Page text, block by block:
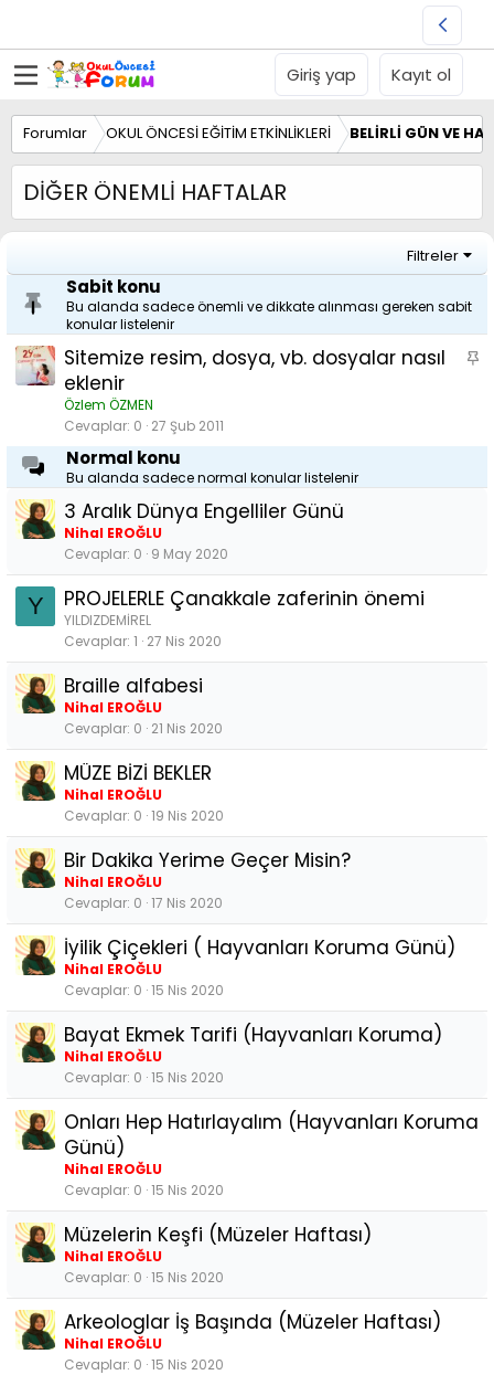
Giriş yap Kayıt ol
Forumlar OKUL ÖNCESİ EĞİTİM ETKİNLİKLERİ BELİRLİ GÜN VE
DİĞER ÖNEMLİ HAFTALAR
Filtreler
Sabit konu
Bu alanda sadece önemli ve dikkate alınması gereken sabit
konular listelenir
S
Sitemize resim, dosya, vb. dosyalar nasıl
eklenir
Özlem ÖZMEN
Cevaplar 0 27 Şub 2011
Normal konu
Bu alanda sadece normal konular listelenir
3 Aralık Dünya Engelliler Günü
Nihal EROĞLU
Cevaplar 0 9 May 2020
Y PROJELERLE Çanakkale zaferinin önemi
YILDIZDEMİREL
Cevaplar 1 27 Nis 2020
Braille alfabesi
Nihal EROĞLU
Cevaplar 0 21 Nis 2020
MÜZE BİZİ BEKLER
Nihal EROĞLU
Cevaplar 0 19 Nis 2020
Bir Dakika Yerime Geçer Misin?
Nihal EROĞLU
Cevaplar 0 17 Nis 2020
İyilik Çiçekleri ( Hayvanları Koruma Günü)
Nihal EROĞLU
Cevaplar 0 15 Nis 2020
Bayat Ekmek Tarifi (Hayvanları Koruma)
Nihal EROĞLU
Cevaplar 0 15 Nis 2020
Onları Hep Hatırlayalım (Hayvanları Koruma
Günü)
Nihal EROĞLU
Cevaplar 0 15 Nis 2020
Müzelerin Keşfi (Müzeler Haftası)
Nihal EROĞLU
Cevaplar 0 15 Nis 2020
Arkeologlar İş Başında (Müzeler Haftası)
Nihal EROĞLU
Cevaplar 0 15 Nis 2020